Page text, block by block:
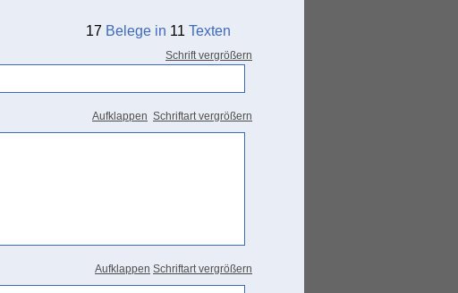
17 Belege in 11 Texten
Schrift vergrößern
Aufklappen Schriftart vergrößern
Aufklappen Schriftart vergrößern